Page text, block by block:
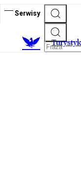
Serwisy
T